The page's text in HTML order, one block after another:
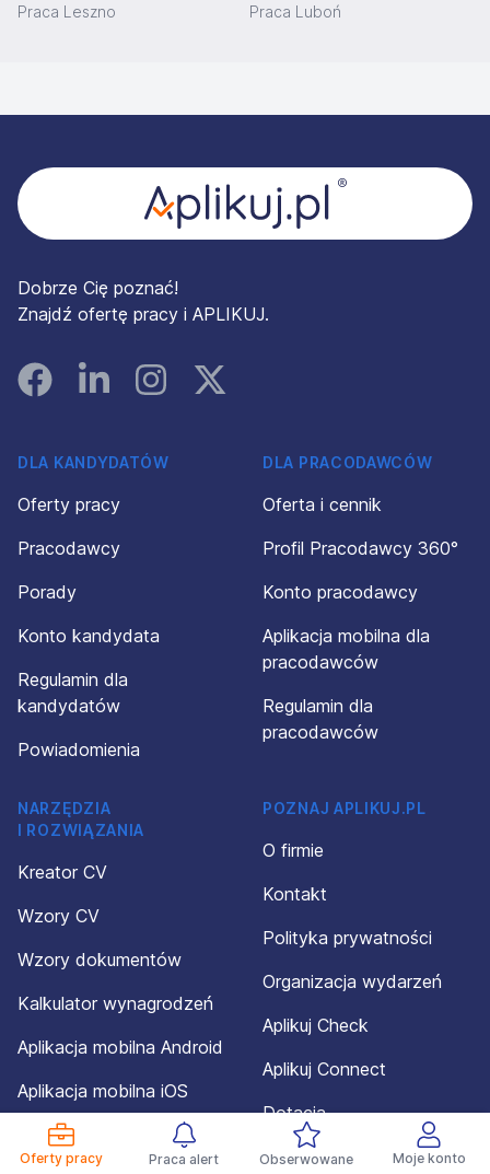
Oferty pracy Praca alert Obserwowane Moje konto
Praca Leszno Praca Luboń
Dobrze Cię poznać!
Znajdź ofertę pracy i APLIKUJ.
FacebookLinked InInstagramInstagram
DLA KANDYDATÓW
Oferty pracy
Pracodawcy
Porady
Konto kandydata
Regulamin dla
kandydatów
Powiadomienia
DLA PRACODAWCÓW
Oferta i cennik
Profil Pracodawcy 360°
Konto pracodawcy
Aplikacja mobilna dla
pracodawców
Regulamin dla
pracodawców
NARZĘDZIA
I ROZWIĄZANIA
Kreator CV
Wzory CV
Wzory dokumentów
Kalkulator wynagrodzeń
Aplikacja mobilna Android
Aplikacja mobilna iOS
POZNAJ APLIKUJ.PL
O firmie
Kontakt
Polityka prywatności
Organizacja wydarzeń
Aplikuj Check
Aplikuj Connect
Dotacja
Mapa serwisu